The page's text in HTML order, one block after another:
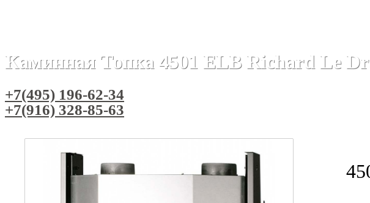
Каминная Топка 4501 ELB Richard Le
+7(495) 196-62-34
+7(916) 328-85-63